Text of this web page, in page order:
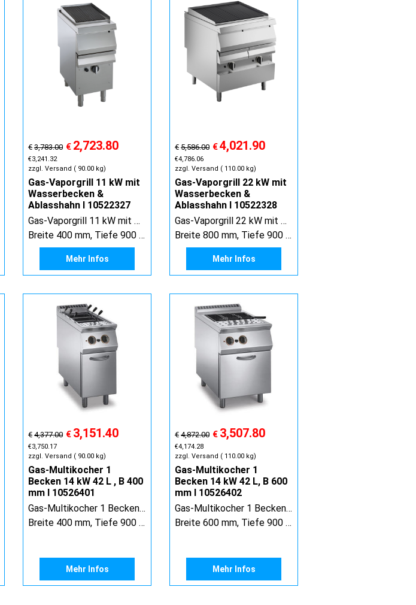
€ 3,783.00 € 2,723.80
€3,241.32
zzgl. Versand
90.00 kg
Gas-Vaporgrill 11 kW mit
Wasserbecken &
Ablasshahn I 10522327
Gas-Vaporgrill 11 kW mit Wasserbecken & Ablasshahn
Breite 400 mm, Tiefe 900 mm, Höhe 900 mm
Mehr Infos
€ 5,586.00 €4,021.90
€4,786.06
zzgl. Versand
110.00 kg
Gas-Vaporgrill 22 kW mit
Wasserbecken &
Ablasshahn I 10522328
Gas-Vaporgrill 22 kW mit Wasserbecken & Ablasshahn
Breite 800 mm, Tiefe 900 mm, Höhe 900 mm
Mehr Infos
€ 4,377.00 € 3,151.40
€3,750.17
zzgl. Versand
90.00 kg
Gas-Multikocher 1
Becken 14 kW 42 L , B 400
mm I 10526401
Gas-Multikocher 1 Becken 14 kW 42 L GN 1/1 B 400 mm
Breite 400 mm, Tiefe 900 mm, Höhe 900 mm
Mehr Infos
€ 4,872.00 € 3,507.80
€4,174.28
zzgl. Versand
110.00 kg
Gas-Multikocher 1
Becken 14 kW 42 L, B 600
mm I 10526402
Gas-Multikocher 1 Becken 14 kW 42 L GN 1/1 B 600 mm
Breite 600 mm, Tiefe 900 mm, Höhe 900 mm
Mehr Infos